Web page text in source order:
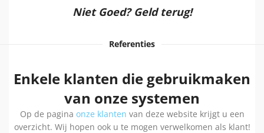
Niet Goed? Geld terug!
Referenties
Enkele klanten die gebruikmaken
van onze systemen
Op de pagina onze klanten van deze website krijgt u een
overzicht. Wij hopen ook u te mogen verwelkomen als klant!